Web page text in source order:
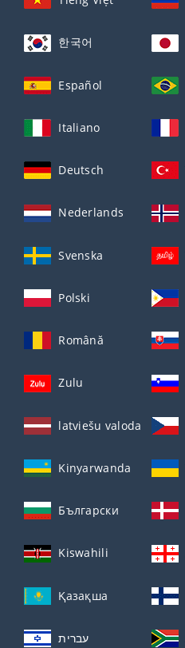
한국어
Español
Italiano
Deutsch
Nederlands
Svenska
Polski
Română
Zulu
latviešu valoda
Kinyarwanda
Български
Kiswahili
Қазақша
עברית